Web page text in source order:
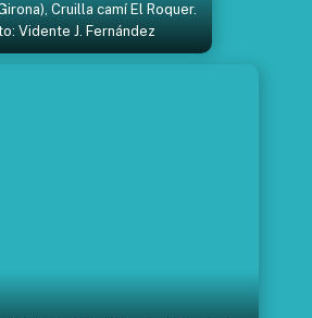
Cruilla camí El Roquer.
Vidente J. Fernández